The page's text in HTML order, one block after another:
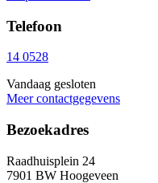
Telefoon
14 0528
Vandaag gesloten
Meer contactgegevens
Bezoekadres
Raadhuisplein 24
7901 BW Hoogeveen